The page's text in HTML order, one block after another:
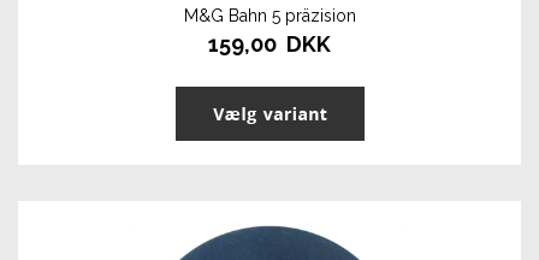
M&G Bahn 5 präzision
159,00 DKK